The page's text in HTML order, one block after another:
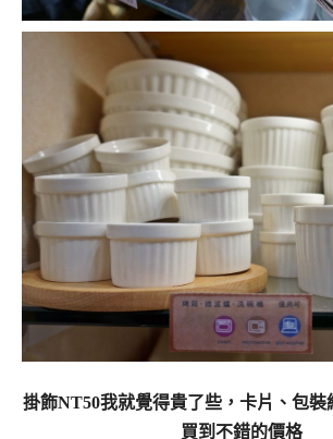
掛飾NT50我就覺得貴了些，卡片、包裝
買到不錯的價格